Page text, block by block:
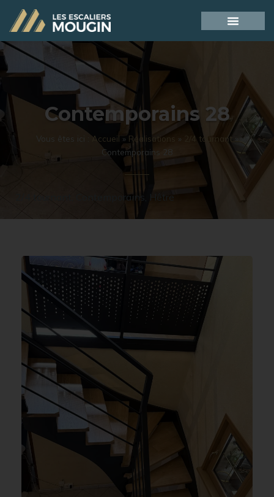
Contemporains 28
Vous êtes ici :Accueil » Réalisations » 2/4 tournant»
Contemporains 28
Contemporains Hêtre